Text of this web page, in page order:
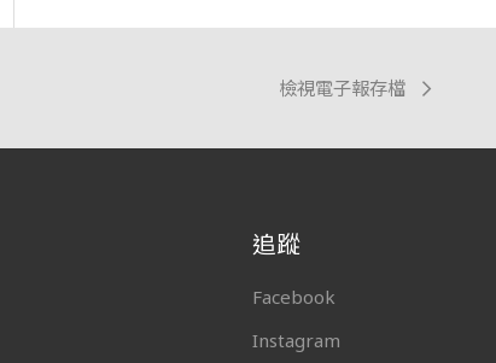
檢視電子報存檔
追蹤
Facebook
Instagram